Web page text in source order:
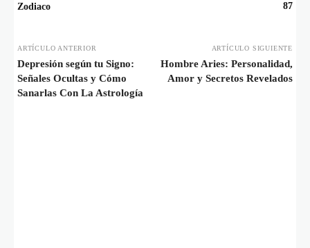
Zodiaco 87
ARTÍCULO ANTERIOR
Depresión según tu Signo:
Señales Ocultas y Cómo
Sanarlas Con La Astrología
ARTÍCULO SIGUIENTE
Hombre Aries: Personalidad,
Amor y Secretos Revelados